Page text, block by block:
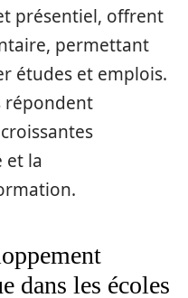
présentiel, offrent
permettant
études et emplois.
répondent
et la
dans les écoles